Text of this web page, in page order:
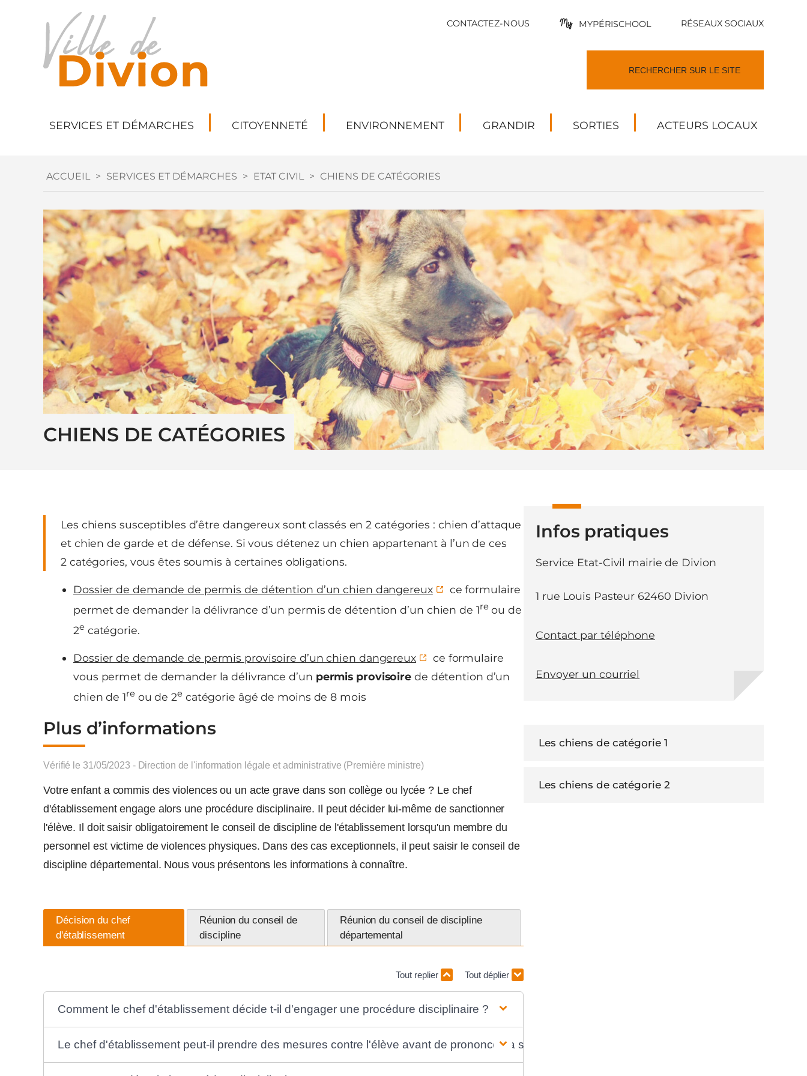
CONTACTEZ-NOUS MYPÉRISCHOOL RÉSEAUX SOCIAUX
SERVICES ET DÉMARCHES CITOYENNETÉ ENVIRONNEMENT GRANDIR SORTIES ACTEURS LOCAUX
ACCUEIL > SERVICES ET DÉMARCHES > ETAT CIVIL > CHIENS DE CATÉGORIES
CHIENS DE CATÉGORIES
Les chiens susceptibles d’être dangereux sont classés en 2 catégories : chien d’attaque
et chien de garde et de défense. Si vous détenez un chien appartenant à l’un de ces
2 catégories, vous êtes soumis à certaines obligations.
Dossier de demande de permis de détention d’un chien dangereux
ce formulaire
permet de demander la délivrance d’un permis de détention d’un chien de 1re ou de
2e catégorie.
Dossier de demande de permis provisoire d’un chien dangereux
ce formulaire
vous permet de demander la délivrance d’un permis provisoire de détention d’un
chien de 1re ou de 2e catégorie âgé de moins de 8 mois
Plus d’informations
Vérifié le 31/05/2023 - Direction de l'information légale et administrative (Première ministre)
Votre enfant a commis des violences ou un acte grave dans son collège ou lycée ? Le chef
d'établissement engage alors une procédure disciplinaire. Il peut décider lui-même de sanctionner
l'élève. Il doit saisir obligatoirement le conseil de discipline de l'établissement lorsqu'un membre du
personnel est victime de violences physiques. Dans des cas exceptionnels, il peut saisir le conseil de
discipline départemental. Nous vous présentons les informations à connaître.
Décision du chef
d'établissement
Réunion du conseil de
discipline
Réunion du conseil de discipline
départemental
Tout replier Tout déplier
Comment le chef d'établissement décide t-il d'engager une procédure disciplinaire ?
Le chef d'établissement peut-il prendre des mesures contre l'élève avant de prononcer la sanction ?
Infos pratiques
Service Etat-Civil mairie de Divion
1 rue Louis Pasteur 62460 Divion
Contact par téléphone
Envoyer un courriel
Les chiens de catégorie 1
Les chiens de catégorie 2